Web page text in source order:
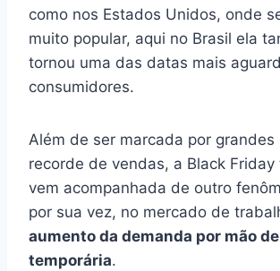
como nos Estados Unidos, onde
muito popular, aqui no Brasil ela
tornou uma das datas mais
consumidores.
Além de ser marcada por grandes
recorde de vendas, a Black Friday
vem acompanhada de outro
por sua vez, no mercado de
aumento da demanda por mão
temporária.